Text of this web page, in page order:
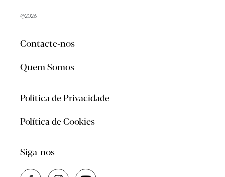
@2026
Contacte-nos
Quem Somos
Política de Privacidade
Política de Cookies
Siga-nos